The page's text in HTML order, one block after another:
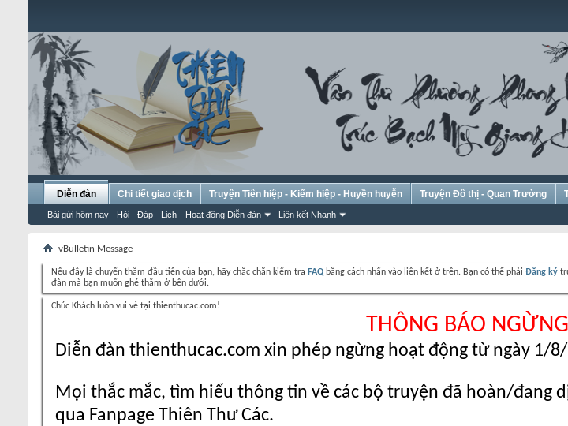
Diễn đàn
Bài gửi hôm nay Hỏi - Đáp Lịch Hoạt động Diễn đàn Liên kết Nhanh
Chi tiết giao dịch Truyện Tiên hiệp - Kiếm hiệp - Huyền huyễn Truyện Đô thị - Quan Trường
vBulletin Message
Nếu đây là chuyến thăm đầu tiên của bạn, hãy chắc chắn kiểm tra FAQ bằng cách nhấn vào liên kết ở trên. Bạn có thể phải Đăng ký
đàn mà bạn muốn ghé thăm ở bên dưới.
Chúc Khách luôn vui vẻ tại thienthucac.com!
THÔNG BÁO
Diễn đàn thienthucac.com xin phép ngừng hoạt động từ ngày 1/
Mọi thắc mắc, tìm hiểu thông tin về các bộ truyện đã hoàn/đang
qua Fanpage Thiên Thư Các.